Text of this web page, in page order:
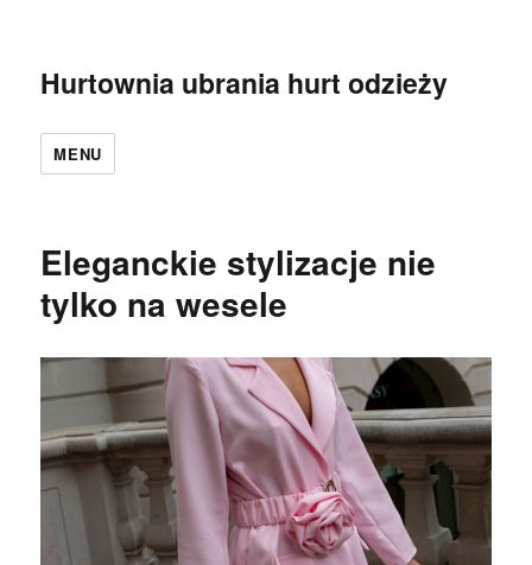
Hurtownia ubrania hurt odzieży
MENU
Eleganckie stylizacje nie
tylko na wesele